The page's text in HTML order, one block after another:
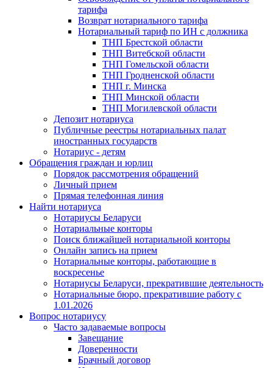
тарифа
Возврат нотариального тарифа
Нотариальный тариф по ИН с должника
ТНП Брестской области
ТНП Витебской области
ТНП Гомельской области
ТНП Гродненской области
ТНП г. Минска
ТНП Минской области
ТНП Могилевской области
Депозит нотариуса
Публичные реестры нотариальных палат
иностранных государств
Нотариус - детям
Обращения граждан и юрлиц
Порядок рассмотрения обращений
Личный прием
Прямая телефонная линия
Найти нотариуса
Нотариусы Беларуси
Нотариальные конторы
Поиск ближайшей нотариальной конторы
Онлайн запись на прием
Нотариальные конторы, работающие в
воскресенье
Нотариусы Беларуси, прекратившие деятельность
Нотариальные бюро, прекратившие работу с
1.01.2026
Вопрос нотариусу
Часто задаваемые вопросы
Завещание
Доверенности
Брачный договор